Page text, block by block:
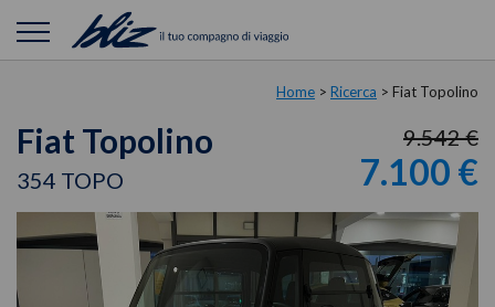
Home > Ricerca > Fiat Topolino
Fiat Topolino
354 TOPO
9.542 €
7.100 €